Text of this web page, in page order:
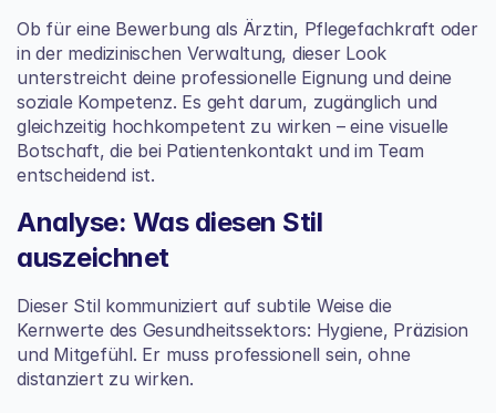
Ob für eine Bewerbung als Ärztin, Pflegefachkraft oder
in der medizinischen Verwaltung, dieser Look
unterstreicht deine professionelle Eignung und deine
soziale Kompetenz. Es geht darum, zugänglich und
gleichzeitig hochkompetent zu wirken – eine visuelle
Botschaft, die bei Patientenkontakt und im Team
entscheidend ist.
Analyse: Was diesen Stil
auszeichnet
Dieser Stil kommuniziert auf subtile Weise die
Kernwerte des Gesundheitssektors: Hygiene, Präzision
und Mitgefühl. Er muss professionell sein, ohne
distanziert zu wirken.